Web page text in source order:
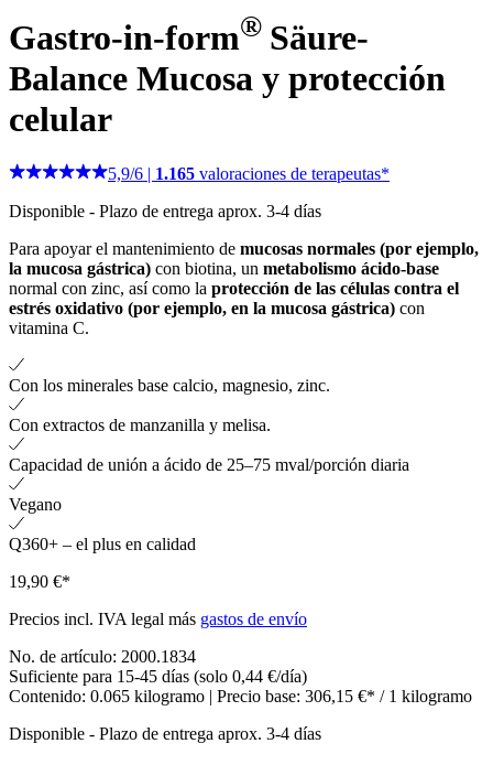
Gastro-in-form® Säure-
Balance Mucosa y protección
celular
5,9/6 | 1.165 valoraciones de terapeutas*
Disponible - Plazo de entrega aprox. 3-4 días
Para apoyar el mantenimiento de mucosas normales (por ejemplo,
la mucosa gástrica) con biotina, un metabolismo ácido-base
normal con zinc, así como la protección de las células contra el
estrés oxidativo (por ejemplo, en la mucosa gástrica) con
vitamina C.
Con los minerales base calcio, magnesio, zinc.
Con extractos de manzanilla y melisa.
Capacidad de unión a ácido de 25–75 mval/porción diaria
Vegano
Q360+ – el plus en calidad
19,90 €*
Precios incl. IVA legal más gastos de envío
No. de artículo: 2000.1834
Suficiente para 15-45 días (solo 0,44 €/día)
Contenido: 0.065 kilogramo | Precio base: 306,15 €* / 1 kilogramo
Disponible - Plazo de entrega aprox. 3-4 días